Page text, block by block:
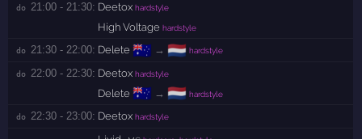
do 21:00 - 21:30: Deetox hardstyle
High Voltage hardstyle
do 21:30 - 22:00: Delete 🇦🇺 → 🇳🇱 hardstyle
do 22:00 - 22:30: Deetox hardstyle
Delete 🇦🇺 → 🇳🇱 hardstyle
do 22:30 - 23:00: Deetox hardstyle